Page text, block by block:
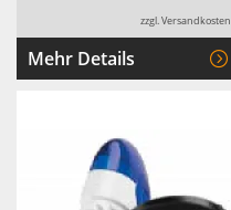
zzgl. Versandkosten
Mehr Details